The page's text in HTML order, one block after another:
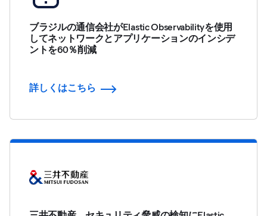
ブラジルの通信会社がElastic Observabilityを使用
してネットワークとアプリケーションのインシデ
ントを60％削減
詳しくはこちら